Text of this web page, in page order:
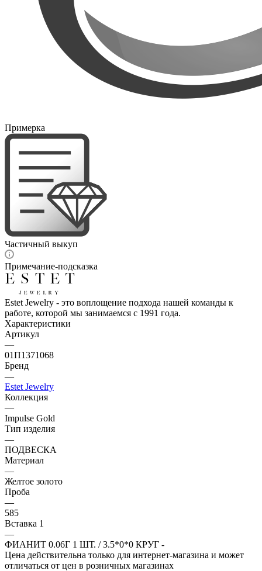
Примерка
Частичный выкуп
Примечание-подсказка
Estet Jewelry - это воплощение подхода нашей команды к
работе, которой мы занимаемся с 1991 года.
Характеристики
Артикул
—
01П1371068
Бренд
—
Estet Jewelry
Коллекция
—
Impulse Gold
Тип изделия
—
ПОДВЕСКА
Материал
—
Желтое золото
Проба
—
585
Вставка 1
—
ФИАНИТ 0.06Г 1 ШТ. / 3.5*0*0 КРУГ -
Цена действительна только для интернет-магазина и может
отличаться от цен в розничных магазинах